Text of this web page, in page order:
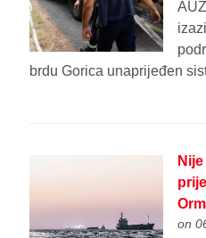
brdu Gorica unaprijeđen
on